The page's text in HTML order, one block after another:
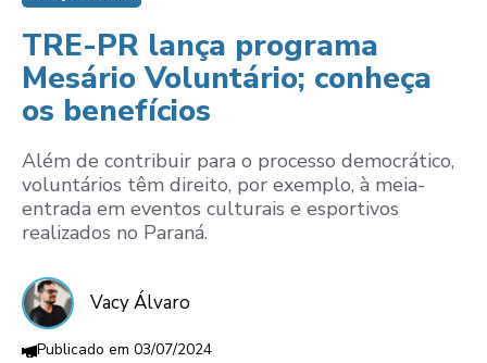
TRE-PR lança programa
Mesário Voluntário; conheça
os benefícios
Além de contribuir para o processo democrático,
voluntários têm direito, por exemplo, à meia-
entrada em eventos culturais e esportivos
realizados no Paraná.
Vacy Álvaro
03/07/2024